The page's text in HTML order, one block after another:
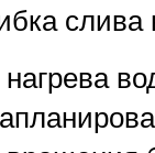
слива